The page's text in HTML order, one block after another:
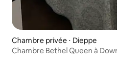
Chambre privée ⋅ Dieppe
Chambre Bethel Queen à